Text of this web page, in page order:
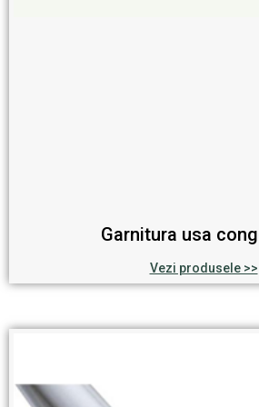
Garnitura usa
Vezi produsele >>